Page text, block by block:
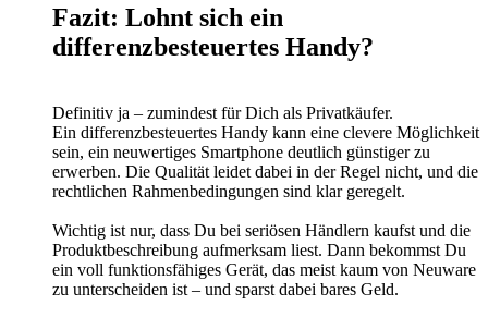
Fazit: Lohnt sich ein
differenzbesteuertes Handy?
Definitiv ja – zumindest für Dich als Privatkäufer.
Ein differenzbesteuertes Handy kann eine clevere Möglichkeit
sein, ein neuwertiges Smartphone deutlich günstiger zu
erwerben. Die Qualität leidet dabei in der Regel nicht, und die
rechtlichen Rahmenbedingungen sind klar geregelt.
Wichtig ist nur, dass Du bei seriösen Händlern kaufst und die
Produktbeschreibung aufmerksam liest. Dann bekommst Du
ein voll funktionsfähiges Gerät, das meist kaum von Neuware
zu unterscheiden ist – und sparst dabei bares Geld.